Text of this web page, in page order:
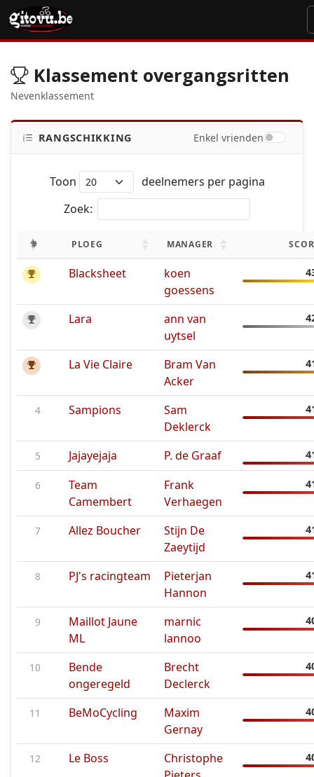
Klassement overgangsritten
Nevenklassement
RANGSCHIKKING Enkel vrienden
Toon
deelnemers per pagina
Zoek:
# PLOEG MANAGER
Blacksheet
koen
goessens
Lara
ann van
uytsel
La Vie Claire
Bram Van
Acker
4 Sampions
Sam
Deklerck
5 Jajayejaja P. de Graaf
6
Team
Camembert
Frank
Verhaegen
7 Allez Boucher
Stijn De
Zaeytijd
8 PJ's racingteam
Pieterjan
Hannon
9
Maillot Jaune
ML
marnic
lannoo
10
Bende
ongeregeld
Brecht
Declerck
11 BeMoCycling
Maxim
Gernay
12 Le Boss
Christophe